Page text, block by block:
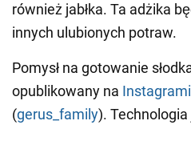
również jabłka. Ta adżika
innych ulubionych potraw.
Pomysł na gotowanie
opublikowany na
(gerus_family).